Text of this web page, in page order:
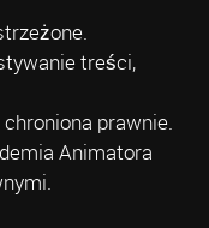
treści,
prawnie.
Animatora